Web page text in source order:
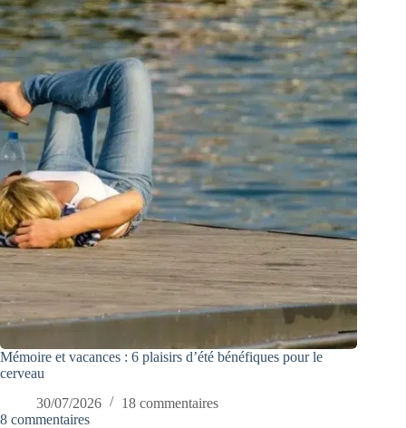
Mémoire et vacances : 6 plaisirs d’été bénéfiques pour le
cerveau
30/07/2026
18 commentaires
8 commentaires